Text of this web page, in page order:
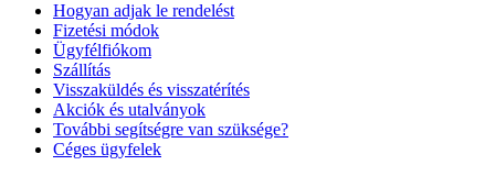
Hogyan adjak le rendelést
Fizetési módok
Ügyfélfiókom
Szállítás
Visszaküldés és visszatérítés
Akciók és utalványok
További segítségre van szüksége?
Céges ügyfelek